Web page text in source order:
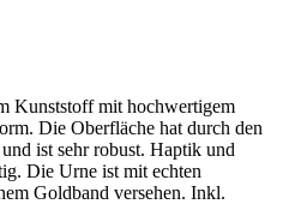
Kunststoff mit hochwertigem
Die Oberfläche hat durch den
ist sehr robust. Haptik und
Die Urne ist mit echten
Goldband versehen. Inkl.